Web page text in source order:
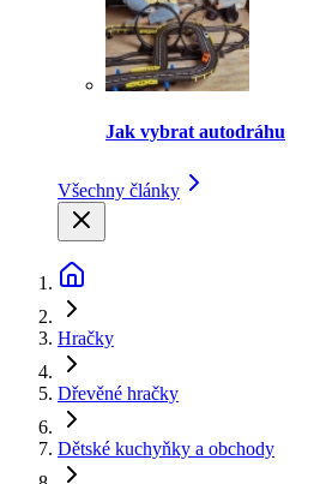
Jak vybrat autodráhu
Všechny články
Hračky
Dřevěné hračky
Dětské kuchyňky a obchody